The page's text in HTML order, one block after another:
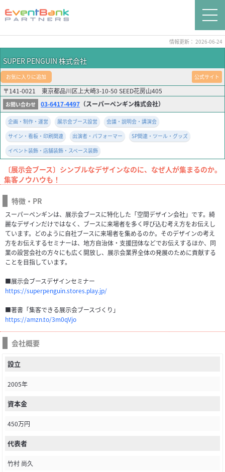
情報更新： 2026-06-24
SUPER PENGUIN 株式会社
お気に入りに追加
〒141-0021 東京都品川区上大崎3-10-50 SEED花房山405
03-6417-4497 （スーパーペンギン株式会社）
公式サイト
企画・制作・運営 展示会ブース設営
会議・説明会・講演会
サイン・看板・印刷関連
出演者・パフォーマー
SP関連・ツール・グッズ
イベント装飾・店舗装飾・スペース装飾
〔展示会ブース〕シンプルなデザインなのに、なぜ人が集まるのか。
集客ノウハウも！
特徴・PR
スーパーペンギンは、展示会ブースに特化した「空間デザイン会社」です。綺
麗なデザインだけではなく、ブースに来場者を多く呼び込む考え方をお伝えし
ています。どのように自社ブースに来場者を集めるのか。そのデザインの考え
方をお伝えするセミナーは、地方自治体・支援団体などでお伝えするほか、同
業の設営会社の方々にも広く開放し、展示会業界全体の発展のために貢献する
ことを目指しています。
■展示会ブースデザインセミナー
https://superpenguin.stores.play.jp/
■著書「集客できる展示会ブースづくり」
https://amzn.to/3m0qVjo
会社概要
設立
2005年
資本金
450万円
代表者
竹村 尚久